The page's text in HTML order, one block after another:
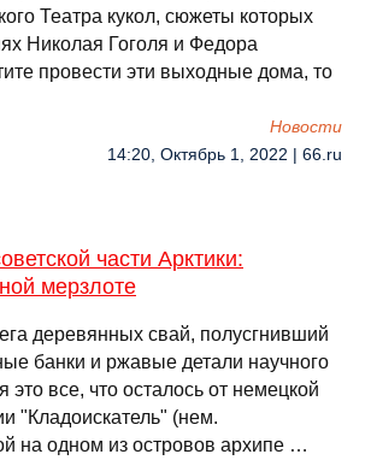
Театра кукол, сюжеты которых
Николая Гоголя и Федора
провести эти выходные дома, то
Новости
14:20, Октябрь 1, 2022 | 66.ru
части Арктики:
мерзлоте
деревянных свай, полусгнивший
банки и ржавые детали научного
это все, что осталось от немецкой
"Кладоискатель" (нем.
на одном из островов архипе …